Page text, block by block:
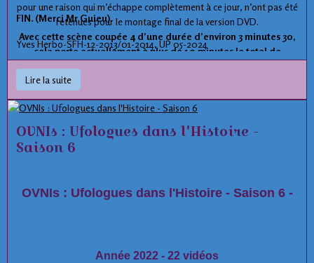
pour une raison qui m’échappe complètement à ce jour, n’ont pas été
retenues pour le montage final de la version DVD.
Avec cette scène coupée 4 d’une durée d’environ 3 minutes 30,
cela porte actuellement à plus de 10 minutes le total de
12,juste après la découverte de la trace au sol.
- Eléments ufologiques montrés dans cette scène :
FIN. (Merci Mr Guieu).
Yves Herbo-SFH-12-2013/01-2014, UP 05-2024
Lire la suite
OVNIs : Ufologues dans l'Histoire -
Saison 6
OVNIs : Ufologues dans l'Histoire - Saison 6 -
Année 2022 - 22 vidéos